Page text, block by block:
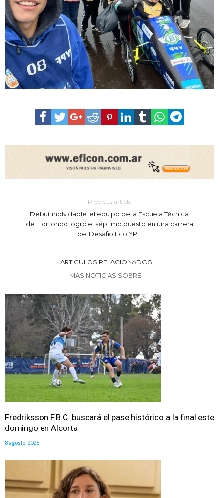
Previous article
Debut inolvidable: el equipo de la Escuela Técnica
de Elortondo logró el séptimo puesto en una carrera
del Desafío Eco YPF
ARTICULOS RELACIONADOS
MAS NOTICIAS SOBRE
Fredriksson F.B.C. buscará el pase histórico a la final este
domingo en Alcorta
8 agosto, 2026